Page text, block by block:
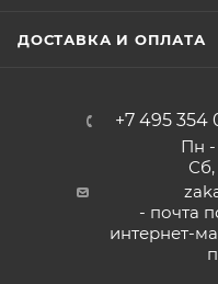
ДОСТАВКА И ОПЛАТА
+7 495 354
Пн -
- почта
интернет-